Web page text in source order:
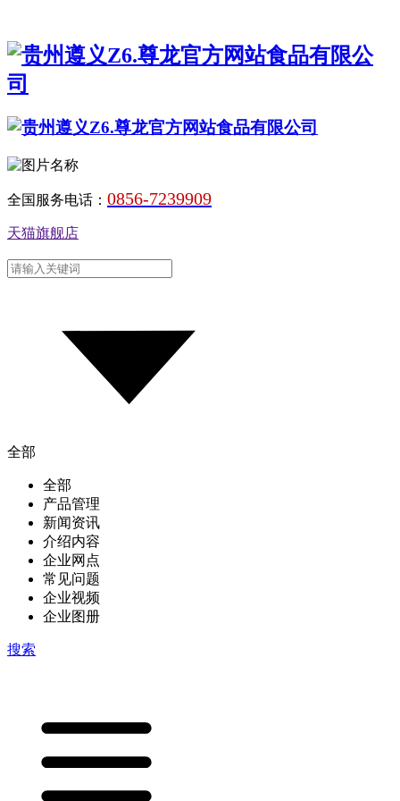
全国服务电话： 0856-7239909
天猫旗舰店
全部
全部
产品管理
新闻资讯
介绍内容
企业网点
常见问题
企业视频
企业图册
搜索